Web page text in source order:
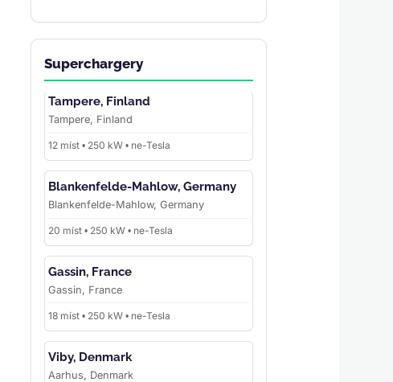
Superchargery
Tampere, Finland
Tampere, Finland
12 míst • 250 kW • ne-Tesla
Blankenfelde-Mahlow, Germany
Blankenfelde-Mahlow, Germany
20 míst • 250 kW • ne-Tesla
Gassin, France
Gassin, France
18 míst • 250 kW • ne-Tesla
Viby, Denmark
Aarhus, Denmark